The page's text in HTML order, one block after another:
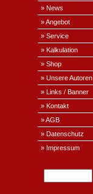
» News
» Angebot
» Service
» Kalkulation
» Shop
» Unsere Autoren
» Links / Banner
» Kontakt
» AGB
» Datenschutz
» Impressum